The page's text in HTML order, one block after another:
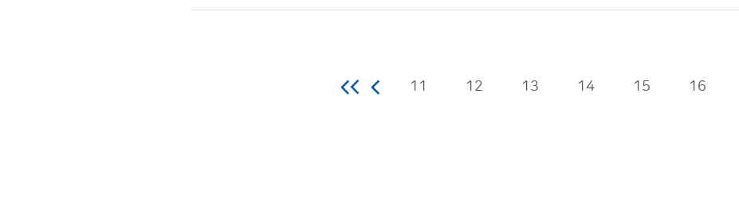
11 12 13 14 15 16